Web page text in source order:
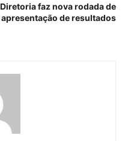
Diretoria faz nova rodada de
apresentação de resultados